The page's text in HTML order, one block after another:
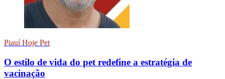
Piauí Hoje Pet
O estilo de vida do pet redefine a estratégia de
vacinação